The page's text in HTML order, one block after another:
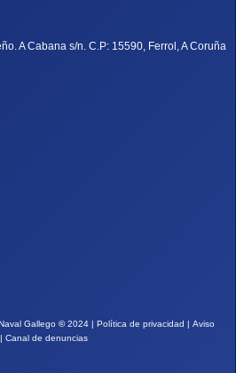
A Cabana s/n. C.P: 15590, Ferrol, A Coruña
Gallego ©2024 | Política de privacidad | Aviso
| Canal de denuncias